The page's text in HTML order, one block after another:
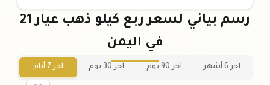
رسم بياني لسعر ربع كيلو ذهب عيار 21
في اليمن
آخر 6 أشهر آخر 90 يوم آخر 30 يوم آخر 7 أيام